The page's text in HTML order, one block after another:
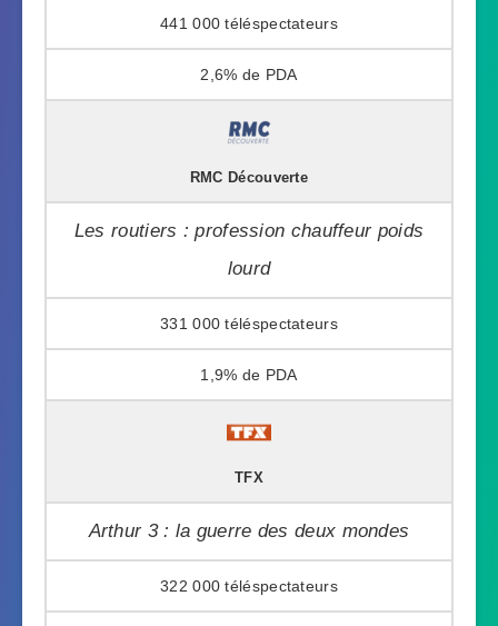
441 000
2,6%
RMC Découverte
Les routiers : profession chauffeur poids
lourd
331 000
1,9%
TFX
Arthur 3 : la guerre des deux mondes
322 000